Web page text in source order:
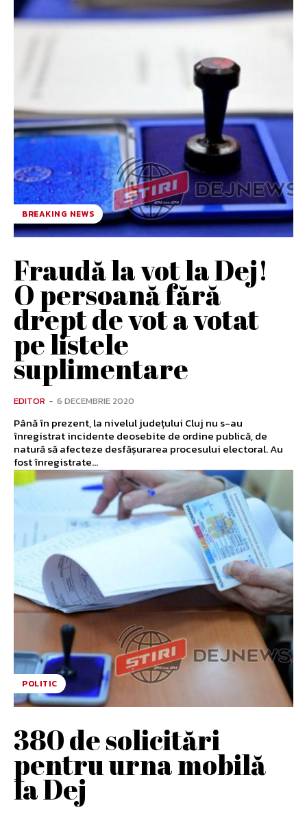
BREAKING NEWS
Fraudă la vot la Dej!
O persoană fără
drept de vot a votat
pe listele
suplimentare
EDITOR - 6 DECEMBRIE 2020
Până în prezent, la nivelul județului Cluj nu s-au
înregistrat incidente deosebite de ordine publică, de
natură să afecteze desfășurarea procesului electoral. Au
fost înregistrate...
POLITIC
380 de solicitări
pentru urna mobilă
la Dej